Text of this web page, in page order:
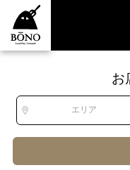
お
エリア
すべて 長野県
アジア・エスニック
西アジア料理 中南